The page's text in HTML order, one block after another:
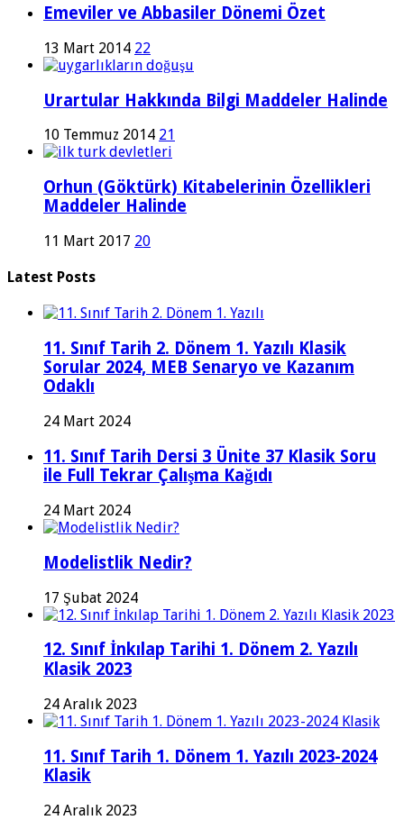
Emeviler ve Abbasiler Dönemi Özet
13 Mart 2014 22
Urartular Hakkında Bilgi Maddeler Halinde
10 Temmuz 2014 21
Orhun (Göktürk) Kitabelerinin Özellikleri
Maddeler Halinde
11 Mart 2017 20
Latest Posts
11. Sınıf Tarih 2. Dönem 1. Yazılı Klasik
Sorular 2024, MEB Senaryo ve Kazanım
Odaklı
24 Mart 2024
11. Sınıf Tarih Dersi 3 Ünite 37 Klasik Soru
ile Full Tekrar Çalışma Kağıdı
24 Mart 2024
Modelistlik Nedir?
17 Şubat 2024
12. Sınıf İnkılap Tarihi 1. Dönem 2. Yazılı
Klasik 2023
24 Aralık 2023
11. Sınıf Tarih 1. Dönem 1. Yazılı 2023-2024
Klasik
24 Aralık 2023